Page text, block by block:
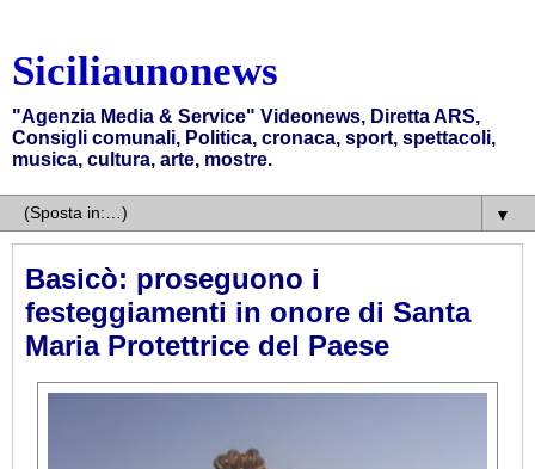
Siciliaunonews
"Agenzia Media & Service" Videonews, Diretta ARS,
Consigli comunali, Politica, cronaca, sport, spettacoli,
musica, cultura, arte, mostre.
▼
Basicò: proseguono i
festeggiamenti in onore di Santa
Maria Protettrice del Paese